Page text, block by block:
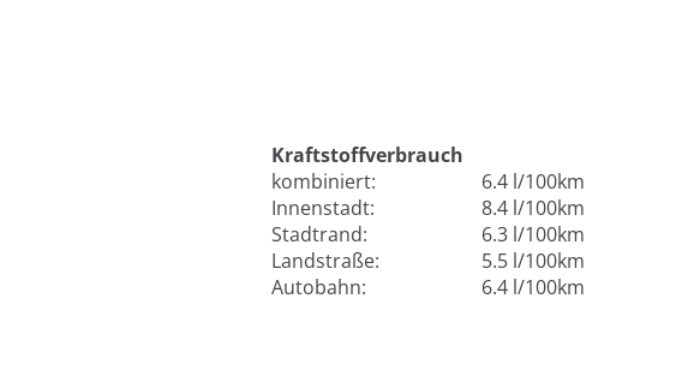
Kraftstoffverbrauch
kombiniert:
6.4 l/100km
Innenstadt:
8.4 l/100km
Stadtrand:
6.3 l/100km
Landstraße:
5.5 l/100km
Autobahn:
6.4 l/100km